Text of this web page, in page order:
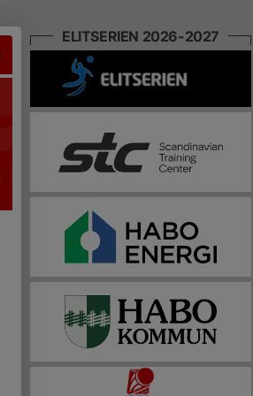
ELITSERIEN 2026-2027